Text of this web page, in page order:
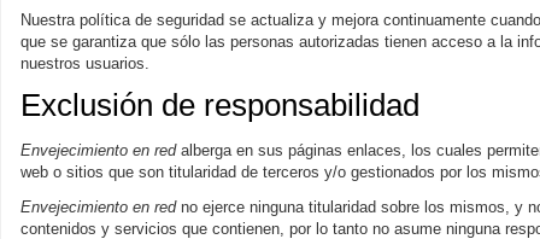
Nuestra política de seguridad se actualiza y mejora continuamente
que se garantiza que sólo las personas autorizadas tienen acceso a la
nuestros usuarios.
Exclusión de responsabilidad
Envejecimiento en redalberga en sus páginas enlaces, los cuales
web o sitios que son titularidad de terceros y/o gestionados por los
Envejecimiento en redno ejerce ninguna titularidad sobre los mismos, y
contenidos y servicios que contienen, por lo tanto no asume ninguna